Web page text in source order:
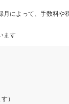
によって、手数料や
ます
）